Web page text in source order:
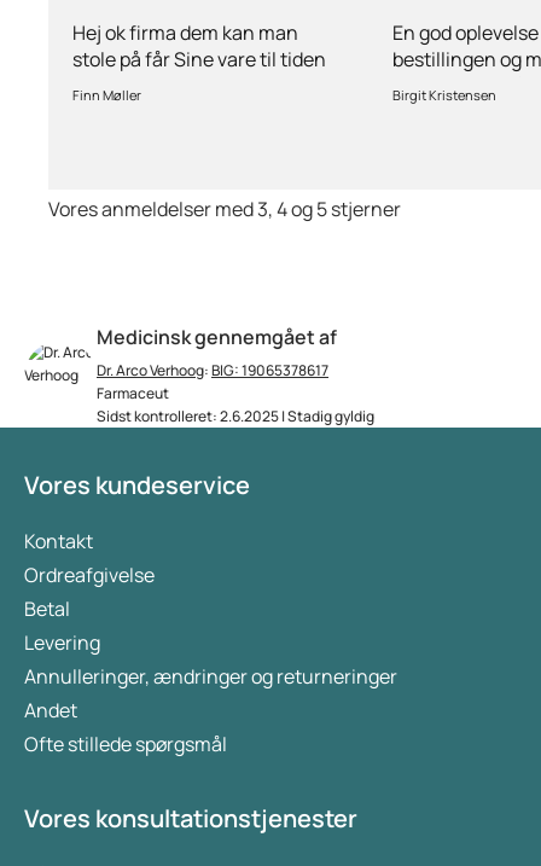
Medicinsk gennemgået af
Dr. Arco Verhoog:BIG: 19065378617
Farmaceut
Sidst kontrolleret: 2.6.2025 | Stadig gyldig
Hej ok firma dem kan man
stole på får Sine vare til tiden
hurtig levering inden for 2
Finn Møller
En god
bestillingen og
stille spørgsmål
behov for
Birgit Kristensen
Vores anmeldelser med 3, 4 og 5 stjerner
Vores kundeservice
Kontakt
Ordreafgivelse
Betal
Levering
Annulleringer, ændringer og returneringer
Andet
Ofte stillede spørgsmål
Vores konsultationstjenester